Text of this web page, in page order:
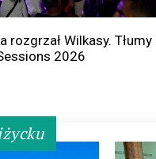
rozgrzał Wilkasy. Tłumy
2026